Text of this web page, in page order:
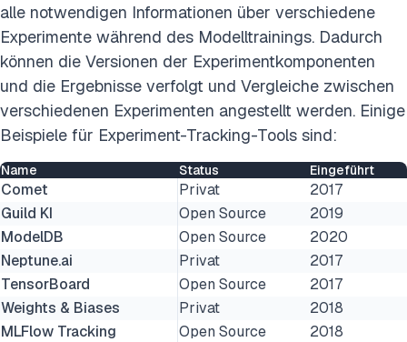
alle notwendigen Informationen über verschiedene
Experimente während des Modelltrainings. Dadurch
können die Versionen der Experimentkomponenten
und die Ergebnisse verfolgt und Vergleiche zwischen
verschiedenen Experimenten angestellt werden. Einige
Beispiele für Experiment-Tracking-Tools sind:
Name Status Eingeführt
Comet Privat
2017
Guild KI
Open Source
2019
ModelDB
Open Source
2020
Neptune.ai
Privat
2017
TensorBoard
Open Source
2017
Weights & Biases
Privat
2018
MLFlow Tracking
Open Source 2018